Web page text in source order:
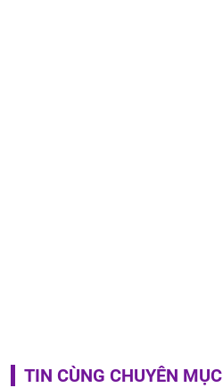
TIN CÙNG CHUYÊN MỤC